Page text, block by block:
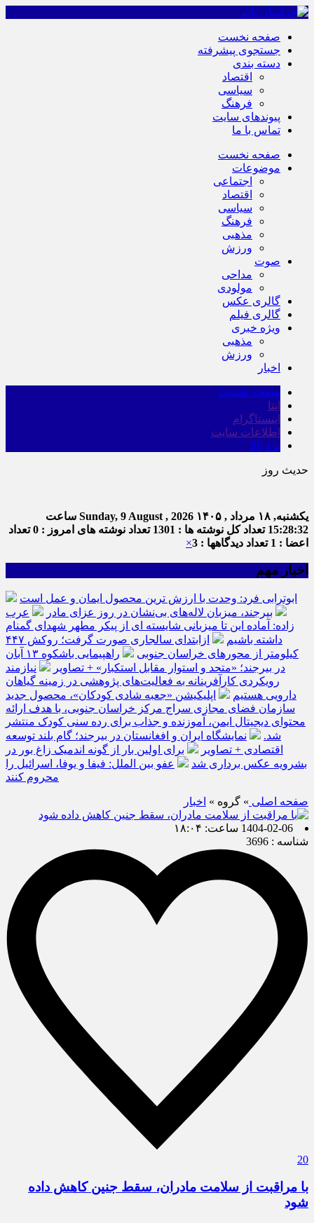
صفحه نخست
جستجوی پیشرفته
دسته بندی
اقتصاد
سیاسی
فرهنگ
پیوندهای سایت
تماس با ما
صفحه نخست
موضوعات
اجتماعی
اقتصاد
سیاسی
فرهنگ
مذهبی
ورزش
صوت
مداحی
مولودی
گالری عکس
گالری فیلم
ویژه خبری
مذهبی
ورزش
اخبار
صفحه نخست
ایتا
اینستاگرام
اطلاعات سایت
برو بالا
حدیث روز
یکشنبه, ۱۸ مرداد , ۱۴۰۵ Sunday, 9 August , 2026 ساعت
15:28:32 تعداد کل نوشته ها : 1301 تعداد نوشته های امروز : 0
تعداد
اعضا : 1
تعداد دیدگاهها : 3 ×
اخبار مهم
ابوترابی فرد: وحدت با ارزش ترین محصول ایمان و عمل است
بیرجند، میزبان لاله‌های بی‌نشان در روز عزای مادر
عرب
زاده: آماده این تا میزبانی شایسته ای از پیکر مطهر شهدای گمنام
داشته باشیم
ازابتدای سالجاری صورت گرفت؛ روکش ۴۴۷
کیلومتر از محورهای خراسان جنوبی
راهپیمایی باشکوه ۱۳ آبان
در بیرجند؛ «متحد و استوار مقابل استکبار» + تصاویر
نیازمند
رویکردی کارآفرینانه به فعالیت‌های پژوهشی در زمینه گیاهان
دارویی هستیم
اپلیکیشن «جعبه شادی کودکان»، محصول جدید
سازمان فضای مجازی سراج مرکز خراسان جنوبی، با هدف ارائه
محتوای دیجیتال ایمن، آموزنده و جذاب برای رده سنی کودک منتشر
شد.
نمایشگاه ایران و افغانستان در بیرجند؛ گام بلند توسعه
اقتصادی + تصاویر
برای اولین بار از گونه اندمیک زاغ بور در
بشرویه عکس برداری شد
عفو بین الملل: فیفا و یوفا، اسرائیل را
محروم کنند
صفحه اصلی » گروه » اخبار
1404-02-06 ساعت: ۱۸:۰۴
شناسه : 3696
20
با مراقبت از سلامت مادران، سقط جنین کاهش داده
شود